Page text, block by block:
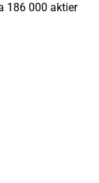
186 000 aktier